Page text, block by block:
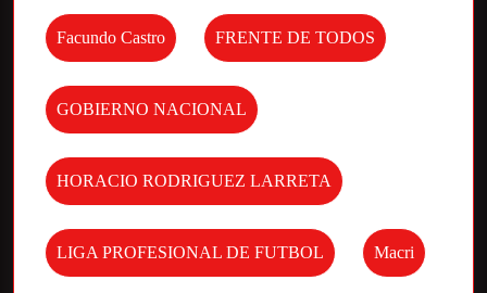
Facundo Castro FRENTE DE TODOS
GOBIERNO NACIONAL
HORACIO RODRIGUEZ LARRETA
LIGA PROFESIONAL DE FUTBOL Macri